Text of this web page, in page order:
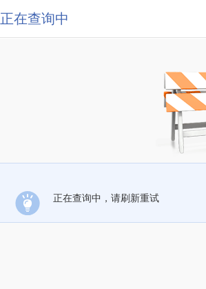
正在查询中
正在查询中，请刷新重试